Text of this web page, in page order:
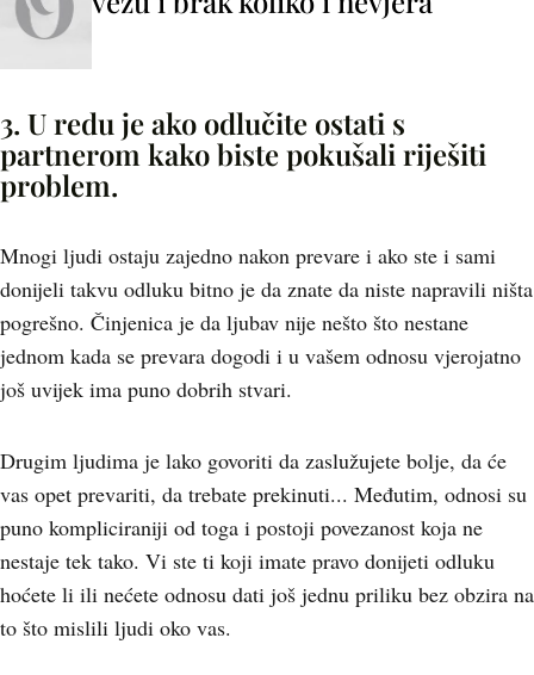
3. U redu je ako odlučite ostati s
partnerom kako biste pokušali riješiti
problem.
Mnogi ljudi ostaju zajedno nakon prevare i ako ste i sami
donijeli takvu odluku bitno je da znate da niste napravili ništa
pogrešno. Činjenica je da ljubav nije nešto što nestane
jednom kada se prevara dogodi i u vašem odnosu vjerojatno
još uvijek ima puno dobrih stvari.
Drugim ljudima je lako govoriti da zaslužujete bolje, da će
vas opet prevariti, da trebate prekinuti... Međutim, odnosi su
puno kompliciraniji od toga i postoji povezanost koja ne
nestaje tek tako. Vi ste ti koji imate pravo donijeti odluku
hoćete li ili nećete odnosu dati još jednu priliku bez obzira na
to što mislili ljudi oko vas.